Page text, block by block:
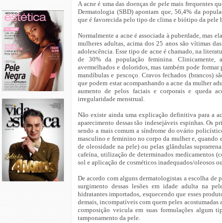
A acne é uma das doenças de pele mais frequentes
Dermatologia (SBD) apontam que, 56,4% da
que é favorecida pelo tipo de clima e biótipo da pele
Normalmente a acne é associada à puberdade, mas
mulheres adultas, acima dos 25 anos são vítimas
adolescência. Esse tipo de acne é chamado, na
de 30% da população feminina. Clinicamente,
avermelhados e doloridos, mas também pode
mandíbulas e pescoço. Cravos fechados (brancos)
que podem estar acompanhando a acne da mulher
aumento de pelos faciais e corporais e queda
irregularidade menstrual.
Não existe ainda uma explicação definitiva para a
aparecimento dessas tão indesejáveis espinhas. Os
sendo a mais comum a síndrome do ovário
masculino e feminino no corpo da mulher e, quando
de oleosidade na pele) ou pelas glândulas
cafeína, utilização de determinados medicamentos
sol e aplicação de cosméticos inadequados/oleosos
De acordo com alguns dermatologistas a escolha de
surgimento dessas lesões em idade adulta na
hidratantes importados, esquecendo que esses
demais, incompatíveis com quem peles
composição veicula em suas formulações algum
tamponamento da pele.